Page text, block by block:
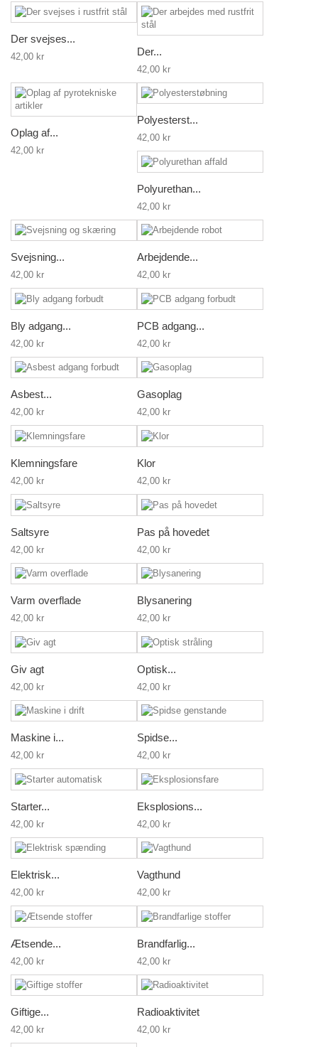
Der svejses...
42,00 kr Der...
42,00 kr
Oplag af...
42,00 kr
Polyesterst...
42,00 kr
Polyurethan...
42,00 kr
Svejsning...
42,00 kr
Arbejdende...
42,00 kr
Bly adgang...
42,00 kr
PCB adgang...
42,00 kr
Asbest...
42,00 kr
Gasoplag
42,00 kr
Klemningsfare
42,00 kr
Klor
42,00 kr
Saltsyre
42,00 kr
Pas på hovedet
42,00 kr
Varm overflade
42,00 kr
Blysanering
42,00 kr
Giv agt
42,00 kr
Optisk...
42,00 kr
Maskine i...
42,00 kr
Spidse...
42,00 kr
Starter...
42,00 kr
Eksplosions...
42,00 kr
Elektrisk...
42,00 kr
Vagthund
42,00 kr
Ætsende...
42,00 kr
Brandfarlig...
42,00 kr
Giftige...
42,00 kr
Radioaktivitet
42,00 kr